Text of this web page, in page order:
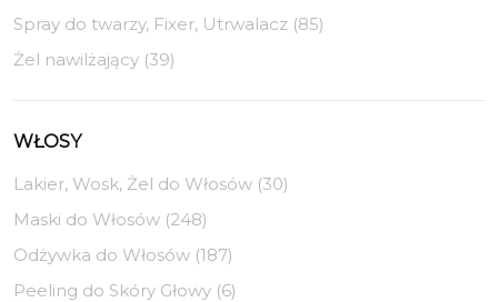
Spray do twarzy, Fixer, Utrwalacz (85)
Żel nawilżający (39)
WŁOSY
Lakier, Wosk, Żel do Włosów (30)
Maski do Włosów (248)
Odżywka do Włosów (187)
Peeling do Skóry Głowy (6)